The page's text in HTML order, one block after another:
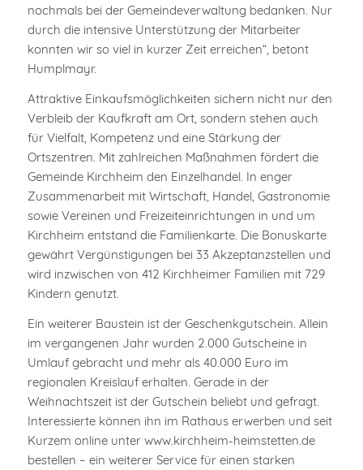
nochmals bei der Gemeindeverwaltung bedanken. Nur
durch die intensive Unterstützung der Mitarbeiter
konnten wir so viel in kurzer Zeit erreichen“, betont
Humplmayr.
Attraktive Einkaufsmöglichkeiten sichern nicht nur den
Verbleib der Kaufkraft am Ort, sondern stehen auch
für Vielfalt, Kompetenz und eine Stärkung der
Ortszentren. Mit zahlreichen Maßnahmen fördert die
Gemeinde Kirchheim den Einzelhandel. In enger
Zusammenarbeit mit Wirtschaft, Handel, Gastronomie
sowie Vereinen und Freizeiteinrichtungen in und um
Kirchheim entstand die Familienkarte. Die Bonuskarte
gewährt Vergünstigungen bei 33 Akzeptanzstellen und
wird inzwischen von 412 Kirchheimer Familien mit 729
Kindern genutzt.
Ein weiterer Baustein ist der Geschenkgutschein. Allein
im vergangenen Jahr wurden 2.000 Gutscheine in
Umlauf gebracht und mehr als 40.000 Euro im
regionalen Kreislauf erhalten. Gerade in der
Weihnachtszeit ist der Gutschein beliebt und gefragt.
Interessierte können ihn im Rathaus erwerben und seit
Kurzem online unter www.kirchheim-heimstetten.de
bestellen – ein weiterer Service für einen starken